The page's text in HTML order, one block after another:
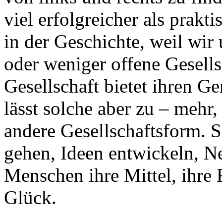
viel erfolgreicher als
in der Geschichte, weil wir
oder weniger offene
Gesellschaft bietet ihren
lässt solche aber zu –
andere Gesellschaftsform.
gehen, Ideen entwickeln,
Menschen ihre Mittel, ihre
Glück.